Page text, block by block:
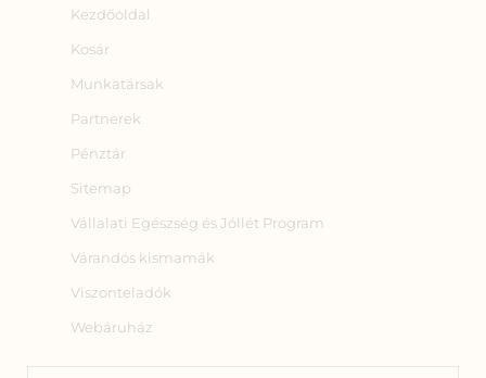
Kezdőoldal
Kosár
Munkatársak
Partnerek
Pénztár
Sitemap
Vállalati Egészség és Jóllét Program
Várandós kismamák
Viszonteladók
Webáruház